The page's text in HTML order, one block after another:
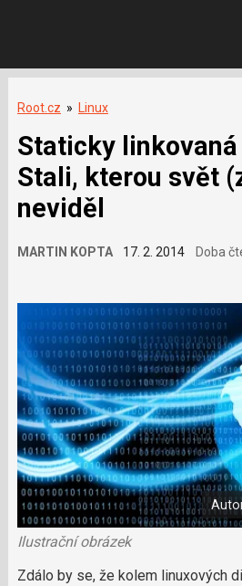
Root.cz » Linux
Staticky
Stali, kterou svět
neviděl
MARTIN KOPTA 17. 2. 2014 Doba
Ilustrační obrázek
Zdálo by se, že kolem linuxových